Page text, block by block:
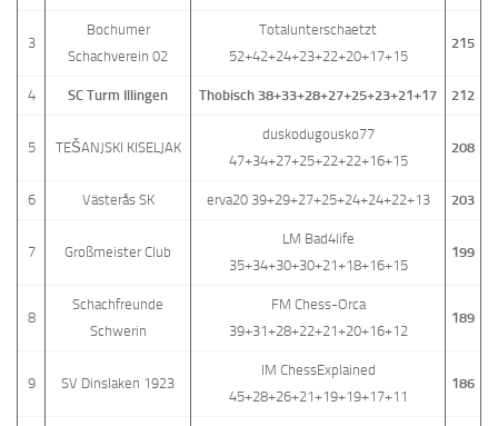
3
Bochumer
Schachverein 02
Totalunterschaetzt
52+42+24+23+22+20+17+15
215
4 SC Turm Illingen Thobisch 38+33+28+27+25+23+21+17 212
5 TEŠANJSKI KISELJAK
duskodugousko77
47+34+27+25+22+22+16+15
208
6 Västerås SK erva20 39+29+27+25+24+24+22+13 203
7 Großmeister Club
LM Bad4life
35+34+30+30+21+18+16+15
199
8
Schachfreunde
Schwerin
FM Chess-Orca
39+31+28+22+21+20+16+12
189
9 SV Dinslaken 1923
IM ChessExplained
45+28+26+21+19+19+17+11
186